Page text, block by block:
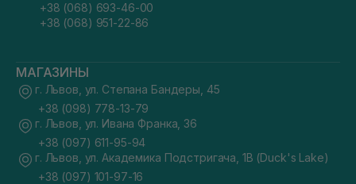
+38 (068) 693-46-00
+38 (068) 951-22-86
МАГАЗИНЫ
г. Львов, ул. Степана Бандеры, 45
+38 (098) 778-13-79
г. Львов, ул. Ивана Франка, 36
+38 (097) 611-95-94
г. Львов, ул. Академика Подстригача, 1В (Duck's Lake)
+38 (097) 101-97-16